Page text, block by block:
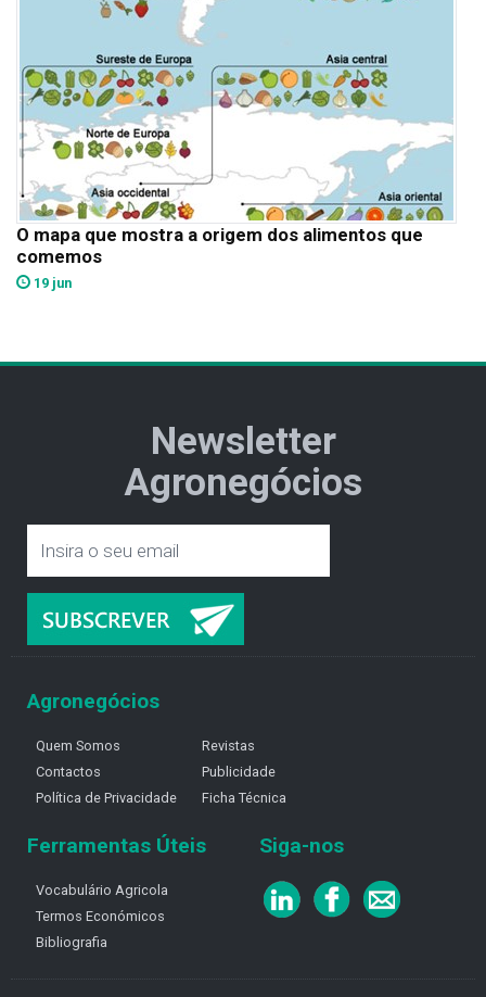
O mapa que mostra a origem dos alimentos que
comemos
19 jun
Newsletter
Agronegócios
Agronegócios
Quem Somos
Contactos
Política de Privacidade
Revistas
Publicidade
Ficha Técnica
Ferramentas Úteis
Vocabulário Agricola
Termos Económicos
Bibliografia
Siga-nos